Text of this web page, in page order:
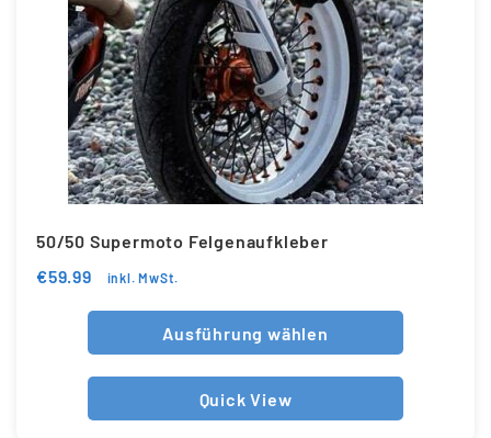
50/50 Supermoto Felgenaufkleber
€59.99 inkl. MwSt.
Ausführung wählen
Quick View